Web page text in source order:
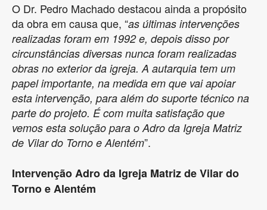
O Dr. Pedro Machado destacou ainda a propósito
da obra em causa que, “as últimas intervenções
realizadas foram em 1992 e, depois disso por
circunstâncias diversas nunca foram realizadas
obras no exterior da igreja. A autarquia tem um
papel importante, na medida em que vai apoiar
esta intervenção, para além do suporte técnico na
parte do projeto. É com muita satisfação que
vemos esta solução para o Adro da Igreja Matriz
de Vilar do Torno e Alentém”.
Intervenção Adro da Igreja Matriz de Vilar do
Torno e Alentém